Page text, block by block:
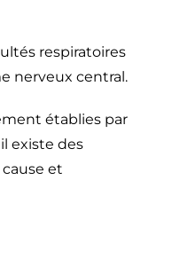
respiratoires
nerveux central.
établies par
existe des
et